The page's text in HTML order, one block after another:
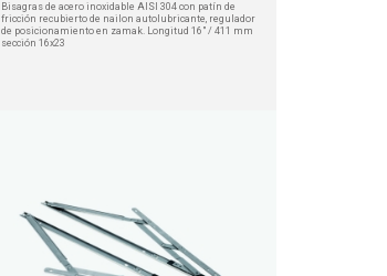
Bisagras de acero inoxidable AISI 304 con patín de
fricción recubierto de nailon autolubricante, regulador
de posicionamiento en zamak. Longitud 16" / 411 mm
sección 16x23